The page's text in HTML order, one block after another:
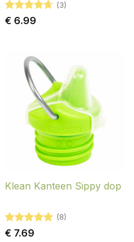
Gewaardeerd
(3)
€ 6.99
Klean Kanteen Sippy dop
Gewaardeerd
(8)
€ 7.69